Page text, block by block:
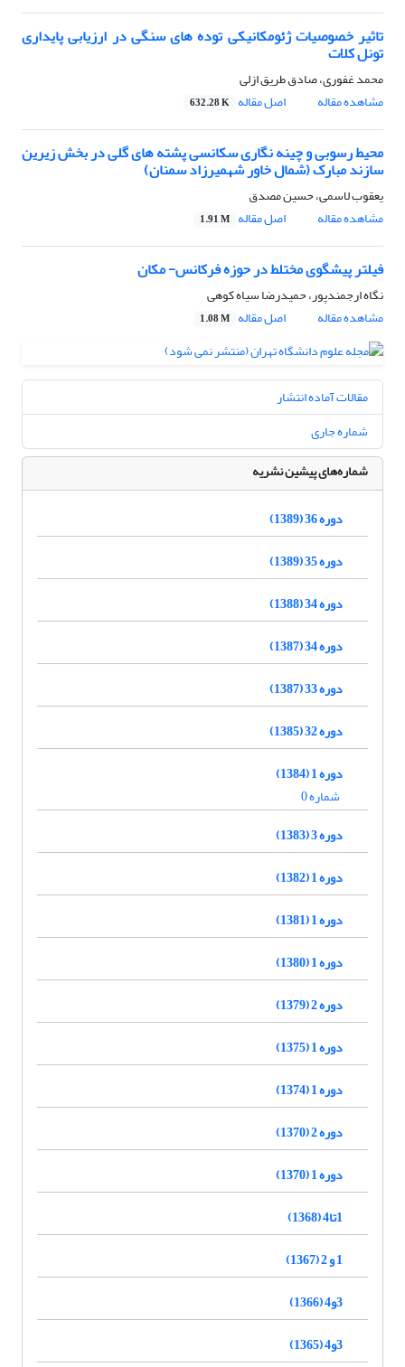
تاثیر خصوصیات ژئومکانیکی توده های سنگی در ارزیابی پایداری
تونل کلات
محمد غفوری، صادق طریق ازلی
مشاهده مقاله
اصل مقاله 632.28 K
محیط رسوبی و چینه نگاری سکانسی پشته های گلی در بخش زیرین
سازند مبارک (شمال خاور شهمیرزاد سمنان)
یعقوب لاسمی، حسین مصدق
مشاهده مقاله
اصل مقاله 1.91 M
فیلتر پیشگوی مختلط در حوزه فرکانس- مکان
نگاه ارجمندپور، حمیدرضا سیاه کوهی
مشاهده مقاله
اصل مقاله 1.08 M
مقالات آماده انتشار
شماره جاری
شماره‌های پیشین نشریه
دوره 36 (1389)
دوره 35 (1389)
دوره 34 (1388)
دوره 34 (1387)
دوره 33 (1387)
دوره 32 (1385)
دوره 1 (1384)
شماره 0
دوره 3 (1383)
دوره 1 (1382)
دوره 1 (1381)
دوره 1 (1380)
دوره 2 (1379)
دوره 1 (1375)
دوره 1 (1374)
دوره 2 (1370)
دوره 1 (1370)
1تا4 (1368)
1 و 2 (1367)
3و4 (1366)
3و4 (1365)